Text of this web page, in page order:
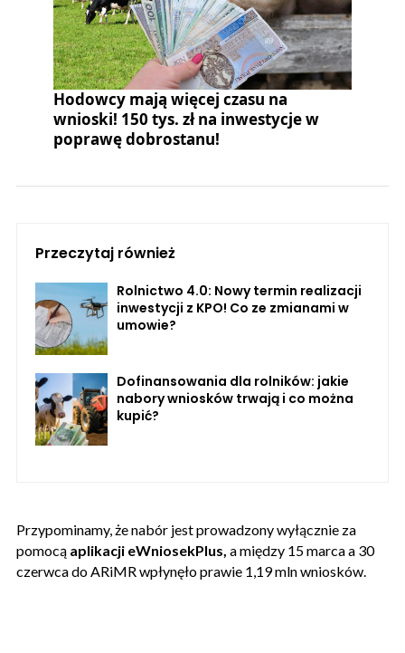
Hodowcy mają więcej czasu na
wnioski! 150 tys. zł na inwestycje w
poprawę dobrostanu!
Przeczytaj również
Rolnictwo 4.0: Nowy termin realizacji
inwestycji z KPO! Co ze zmianami w
umowie?
Dofinansowania dla rolników: jakie
nabory wniosków trwają i co można
kupić?
Przypominamy, że nabór jest prowadzony wyłącznie za
pomocą aplikacji eWniosekPlus, a między 15 marca a 30
czerwca do ARiMR wpłynęło prawie 1,19 mln wniosków.